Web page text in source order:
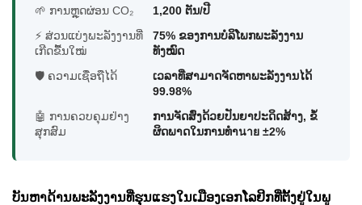
🌱 ການຫຼຸດຜ່ອນ CO₂
1,200 ຕັນ/ປີ
⚡ ສ່ວນແບ່ງພະລັງງານທີ່
ເກີດຂື້ນໃໝ່
75% ຂອງການບໍລິໂພກພະລັງງານ
ທັງໝົດ
🛡️ ຄວາມເຊື່ອຖືໄດ້
ເວລາທີ່ສາມາດຈັດຫາພະລັງງານໄດ້
99.98%
🤖 ການຄວບຄຸມຢ່າງ
ສຸກສົມ
ການຈັດສົ່ງດ້ວຍປັນຍາປະດິດສ້າງ, ຂໍ້
ຜິດພາດໃນການທຳนาย ±2%
ບັນຫາດ້ານພະລັງງານທີ່ຮຸນແຮງໃນເມືອງເອກໂລຢິກທີ່ຕັ້ງຢູ່ໃນພູ